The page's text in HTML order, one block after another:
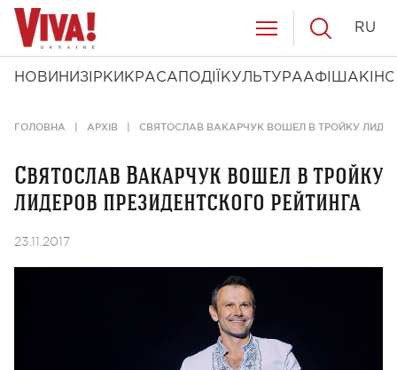
НОВИНИ ЗІРКИ КРАСА ПОДІЇ КУЛЬТУРААФІША КІНО
RU
ГОЛОВНА АРХІВ СВЯТОСЛАВ ВАКАРЧУК ВОШЕЛ В ТРОЙКУ
Святослав Вакарчук вошел в тройку
лидеров президентского рейтинга
23.11.2017